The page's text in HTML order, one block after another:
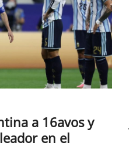
a 16avos y
en el